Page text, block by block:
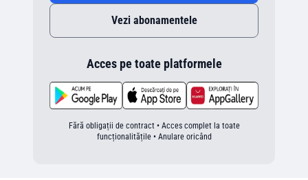
Vezi abonamentele
Acces pe toate platformele
Fără obligații de contract • Acces complet la toate
funcționalitățile • Anulare oricând